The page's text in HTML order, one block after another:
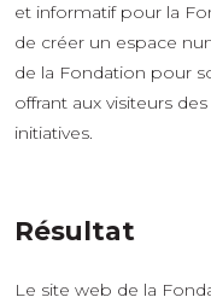
et informatif pour la
de créer un espace
de la Fondation pour
offrant aux visiteurs
initiatives.
Résultat
Le site web de la